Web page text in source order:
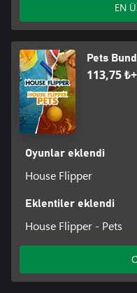
EN
Pets
113,75 ₺+
Oyunlar eklendi
House Flipper
Eklentiler eklendi
House Flipper - Pets